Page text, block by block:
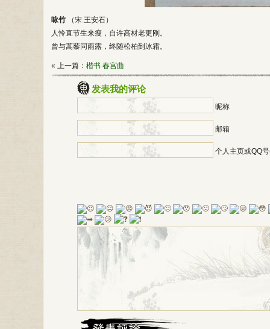
咏竹 （宋.王安石）
人怜直节生来瘦，自许高材老更刚。
曾与蒿藜同雨露，终随松柏到冰霜。
« 上一篇： 楷书 春宫曲
发表我的评论
昵称
邮箱
个人主页或QQ